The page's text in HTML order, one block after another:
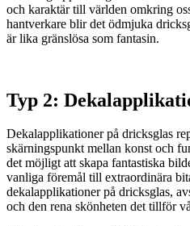
och karaktär till världen omkring
hantverkare blir det ödmjuka
är lika gränslösa som fantasin.
Typ 2:
Dekalapplikationer på dricksglas
skärningspunkt mellan konst och
det möjligt att skapa fantastiska
vanliga föremål till extraordinära
dekalapplikationer på dricksglas,
och den rena skönheten det tillför